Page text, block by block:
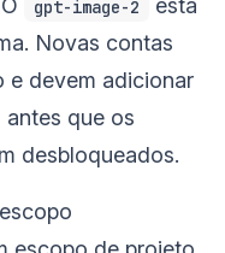
gpt-image-2
Novas contas
e devem adicionar
que os
desbloqueados.